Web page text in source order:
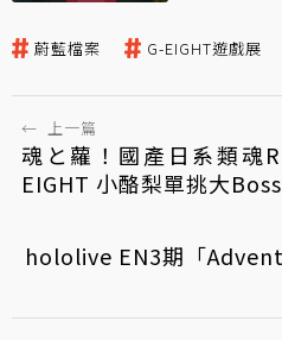
蔚藍檔案 G-EIGHT遊戲展
← 上一篇
魂と蘿！國產日系類魂
EIGHT 小酪梨單挑大Boss
hololive EN3期「